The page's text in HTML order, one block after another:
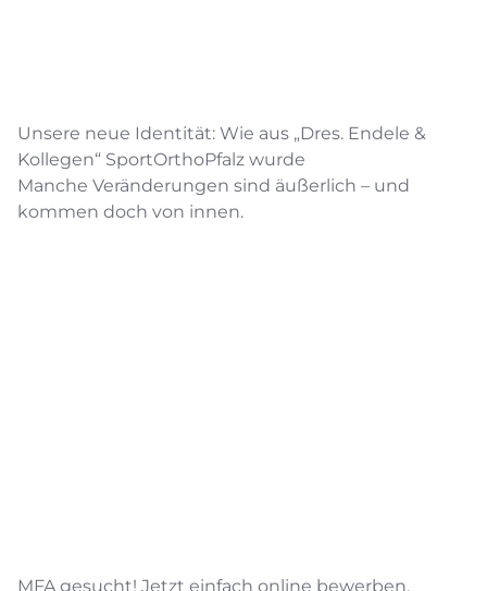
Unsere neue Identität: Wie aus „Dres. Endele &
Kollegen“ SportOrthoPfalz wurde
Manche Veränderungen sind äußerlich – und
kommen doch von innen.
MFA gesucht! Jetzt einfach online bewerben.